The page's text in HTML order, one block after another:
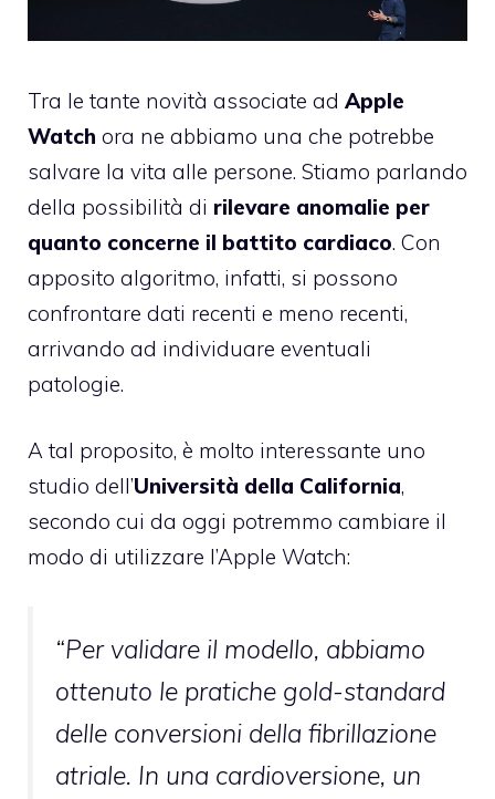
Tra le tante novità associate ad Apple
Watch ora ne abbiamo una che potrebbe
salvare la vita alle persone. Stiamo parlando
della possibilità di rilevare anomalie per
quanto concerne il battito cardiaco. Con
apposito algoritmo, infatti, si possono
confrontare dati recenti e meno recenti,
arrivando ad individuare eventuali
patologie.
A tal proposito, è molto interessante uno
studio dell’Università della California,
secondo cui da oggi potremmo cambiare il
modo di utilizzare l’Apple Watch:
“Per validare il modello, abbiamo
ottenuto le pratiche gold-standard
delle conversioni della fibrillazione
atriale. In una cardioversione, un